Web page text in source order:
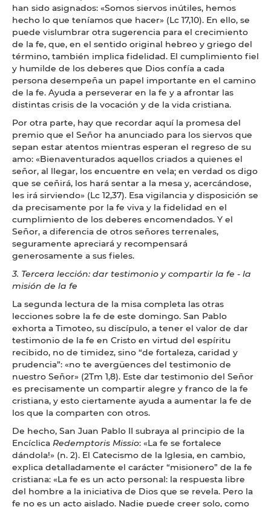
han sido asignados: «Somos siervos inútiles, hemos
hecho lo que teníamos que hacer» (Lc 17,10). En ello, se
puede vislumbrar otra sugerencia para el crecimiento
de la fe, que, en el sentido original hebreo y griego del
término, también implica fidelidad. El cumplimiento fiel
y humilde de los deberes que Dios confía a cada
persona desempeña un papel importante en el camino
de la fe. Ayuda a perseverar en la fe y a afrontar las
distintas crisis de la vocación y de la vida cristiana.
Por otra parte, hay que recordar aquí la promesa del
premio que el Señor ha anunciado para los siervos que
sepan estar atentos mientras esperan el regreso de su
amo: «Bienaventurados aquellos criados a quienes el
señor, al llegar, los encuentre en vela; en verdad os digo
que se ceñirá, los hará sentar a la mesa y, acercándose,
les irá sirviendo» (Lc 12,37). Esa vigilancia y disposición se
da precisamente por la fe viva y la fidelidad en el
cumplimiento de los deberes encomendados. Y el
Señor, a diferencia de otros señores terrenales,
seguramente apreciará y recompensará
generosamente a sus fieles.
3. Tercera lección: dar testimonio y compartir la fe - la
misión de la fe
La segunda lectura de la misa completa las otras
lecciones sobre la fe de este domingo. San Pablo
exhorta a Timoteo, su discípulo, a tener el valor de dar
testimonio de la fe en Cristo en virtud del espíritu
recibido, no de timidez, sino “de fortaleza, caridad y
prudencia”: «no te avergüences del testimonio de
nuestro Señor» (2Tm 1,8). Este dar testimonio del Señor
es precisamente un compartir alegre y franco de la fe
cristiana, y esto ciertamente ayuda a aumentar la fe de
los que la comparten con otros.
De hecho, San Juan Pablo II subraya al principio de la
Encíclica Redemptoris Missio: «La fe se fortalece
dándola!» (n. 2). El Catecismo de la Iglesia, en cambio,
explica detalladamente el carácter “misionero” de la fe
cristiana: «La fe es un acto personal: la respuesta libre
del hombre a la iniciativa de Dios que se revela. Pero la
fe no es un acto aislado. Nadie puede creer solo, como